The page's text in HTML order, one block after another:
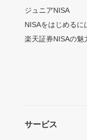
ジュニアNISA
NISAをはじめるに
楽天証券NISAの魅
サービス